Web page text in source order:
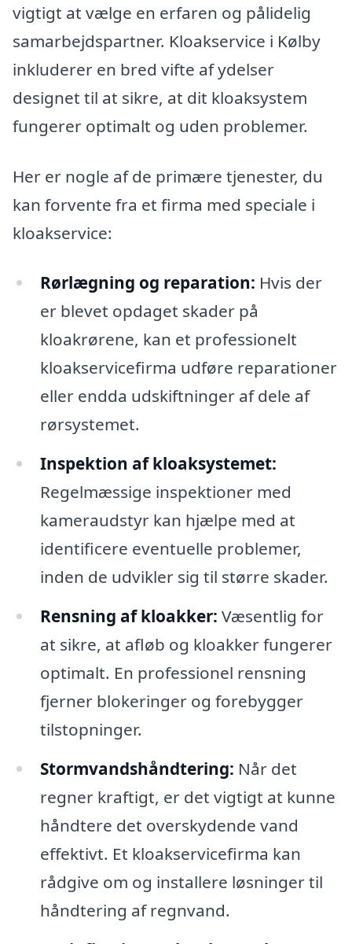
vigtigt at vælge en erfaren og pålidelig
samarbejdspartner. Kloakservice i Kølby
inkluderer en bred vifte af ydelser
designet til at sikre, at dit kloaksystem
fungerer optimalt og uden problemer.
Her er nogle af de primære tjenester, du
kan forvente fra et firma med speciale i
kloakservice:
Rørlægning og reparation: Hvis der
er blevet opdaget skader på
kloakrørene, kan et professionelt
kloakservicefirma udføre reparationer
eller endda udskiftninger af dele af
rørsystemet.
Inspektion af kloaksystemet:
Regelmæssige inspektioner med
kameraudstyr kan hjælpe med at
identificere eventuelle problemer,
inden de udvikler sig til større skader.
Rensning af kloakker: Væsentlig for
at sikre, at afløb og kloakker fungerer
optimalt. En professionel rensning
fjerner blokeringer og forebygger
tilstopninger.
Stormvandshåndtering: Når det
regner kraftigt, er det vigtigt at kunne
håndtere det overskydende vand
effektivt. Et kloakservicefirma kan
rådgive om og installere løsninger til
håndtering af regnvand.